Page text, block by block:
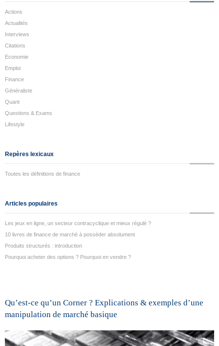
Actions
Actualités
Interviews
Citations
Economie
Emploi
Finance
Généraliste
Quant
Questions & Exams
Lifestyle
Repères lexicaux
Toutes les définitions de finance
Articles populaires
Les jeux en ligne, un secteur contracyclique et mieux régulé ?
10 livres de finance de marché à posséder absolument
Produits structurés : introduction
Pourquoi acheter des options ? Pourquoi en vendre ?
Qu’est-ce qu’un Corner ? Explications & exemples d’une
manipulation de marché basique